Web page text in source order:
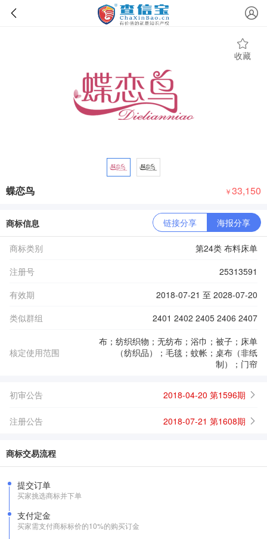
收藏
蝶恋鸟 ￥33,150
商标信息 链接分享 海报分享
商标类别
第24类 布料床单
注册号
25313591
有效期
2018-07-21 至 2028-07-20
类似群组
2401 2402 2405 2406 2407
核定使用范围
布；纺织织物；无纺布；浴巾；被子；床单
（纺织品）；毛毯；蚊帐；桌布（非纸
制）；门帘
初审公告 2018-04-20 第1596期
注册公告 2018-07-21 第1608期
商标交易流程
提交订单
买家挑选商标并下单
支付定金
买家需支付商标标价的10%的购买订金